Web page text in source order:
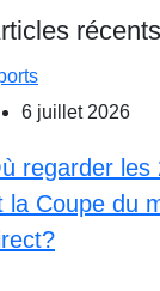
récents
6 juillet 2026
regarder les
la Coupe du